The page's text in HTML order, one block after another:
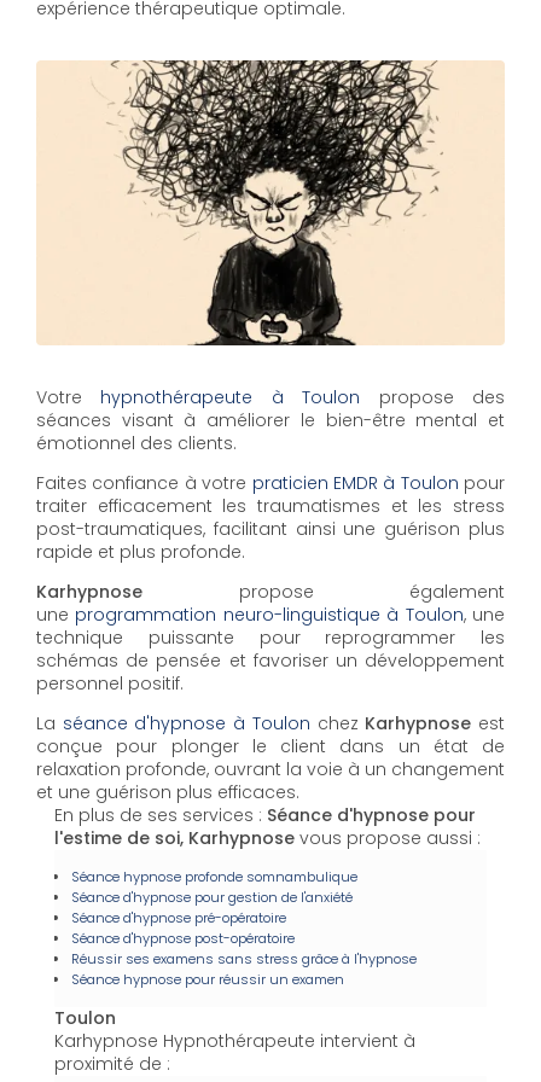
expérience thérapeutique optimale.
Votre hypnothérapeute à Toulon propose des
séances visant à améliorer le bien-être mental et
émotionnel des clients.
Faites confiance à votre praticien EMDR à Toulon pour
traiter efficacement les traumatismes et les stress
post-traumatiques, facilitant ainsi une guérison plus
rapide et plus profonde.
Karhypnose propose également
une programmation neuro-linguistique à Toulon, une
technique puissante pour reprogrammer les
schémas de pensée et favoriser un développement
personnel positif.
La séance d'hypnose à Toulon chez Karhypnose est
conçue pour plonger le client dans un état de
relaxation profonde, ouvrant la voie à un changement
et une guérison plus efficaces.
En plus de ses services : Séance d'hypnose pour
l'estime de soi, Karhypnose vous propose aussi :
Séance hypnose profonde somnambulique
Séance d'hypnose pour gestion de l'anxiété
Séance d'hypnose pré-opératoire
Séance d'hypnose post-opératoire
Réussir ses examens sans stress grâce à l'hypnose
Séance hypnose pour réussir un examen
Toulon
Karhypnose Hypnothérapeute intervient à
proximité de :